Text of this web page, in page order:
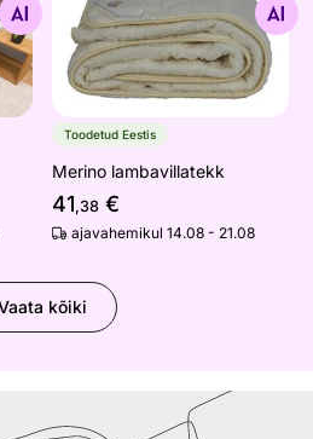
Otsi sarnaseid
Toodetud Eestis
Merino lambavillatekk
41,38 €
ajavahemikul 14.08 - 21.08
kõiki